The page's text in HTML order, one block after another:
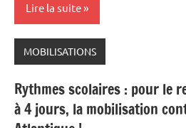
Lire la suite
MOBILISATIONS
Rythmes scolaires : pour le
à 4 jours, la mobilisation